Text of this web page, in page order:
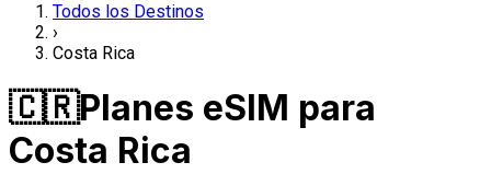
Todos los Destinos
›
Costa Rica
🇨🇷Planes eSIM para
Costa Rica